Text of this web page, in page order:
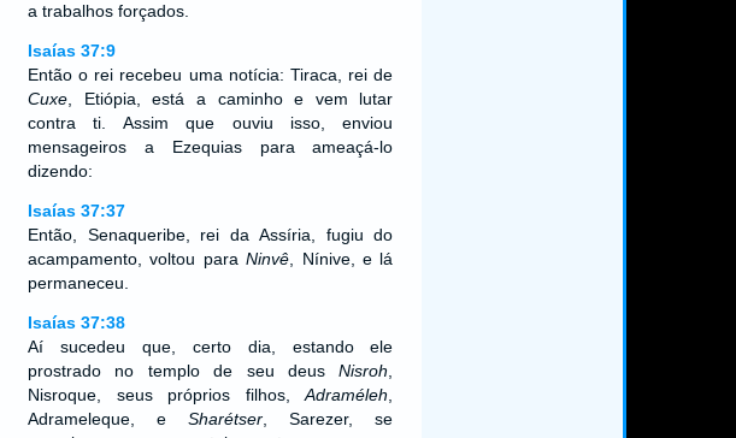
a trabalhos forçados.
Isaías 37:9
Então o rei recebeu uma notícia: Tiraca, rei de
Cuxe, Etiópia, está a caminho e vem lutar
contra ti. Assim que ouviu isso, enviou
mensageiros a Ezequias para ameaçá-lo
dizendo:
Isaías 37:37
Então, Senaqueribe, rei da Assíria, fugiu do
acampamento, voltou paraNinvê , Nínive, e lá
permaneceu.
Isaías 37:38
Aí sucedeu que, certo dia, estando ele
prostrado no templo de seu deusNisroh
Nisroque, seus próprios filhos,Adraméleh
Adrameleque, eSharétser , Sarezer, se